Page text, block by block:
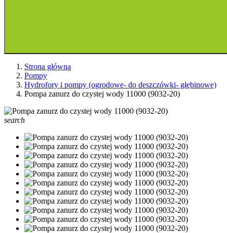
Strona główna
Pompy
Hydrofory i pompy (ogrodowe- do deszczówki- głębinowe)
Pompa zanurz do czystej wody 11000 (9032-20)
search